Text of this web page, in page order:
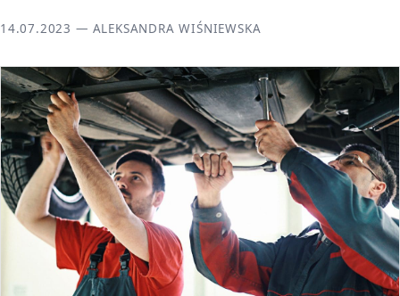
14.07.2023 — ALEKSANDRA WIŚNIEWSKA